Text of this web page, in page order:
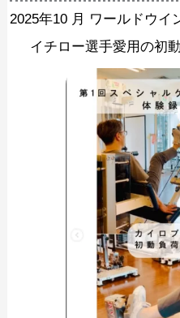
2025年10 月 ワールドウイ
イチロー選手愛用の初